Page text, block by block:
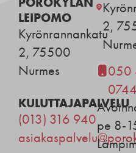
LEIPOMO
Kyrönrannankatu
2, 75500
Nurmes
KULUTTAJAPALVELU
(013) 316 940
2,
050
0744
pe 8-